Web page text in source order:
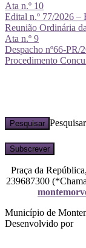
Ata n.º 10
Edital n.º 77/2026 –
Reunião Ordinária
Ata n.º 9
Despacho nº66-PR/
Procedimento
Pesquisar Pesquisar
Praça da
239687300
Município de
Desenvolvido por